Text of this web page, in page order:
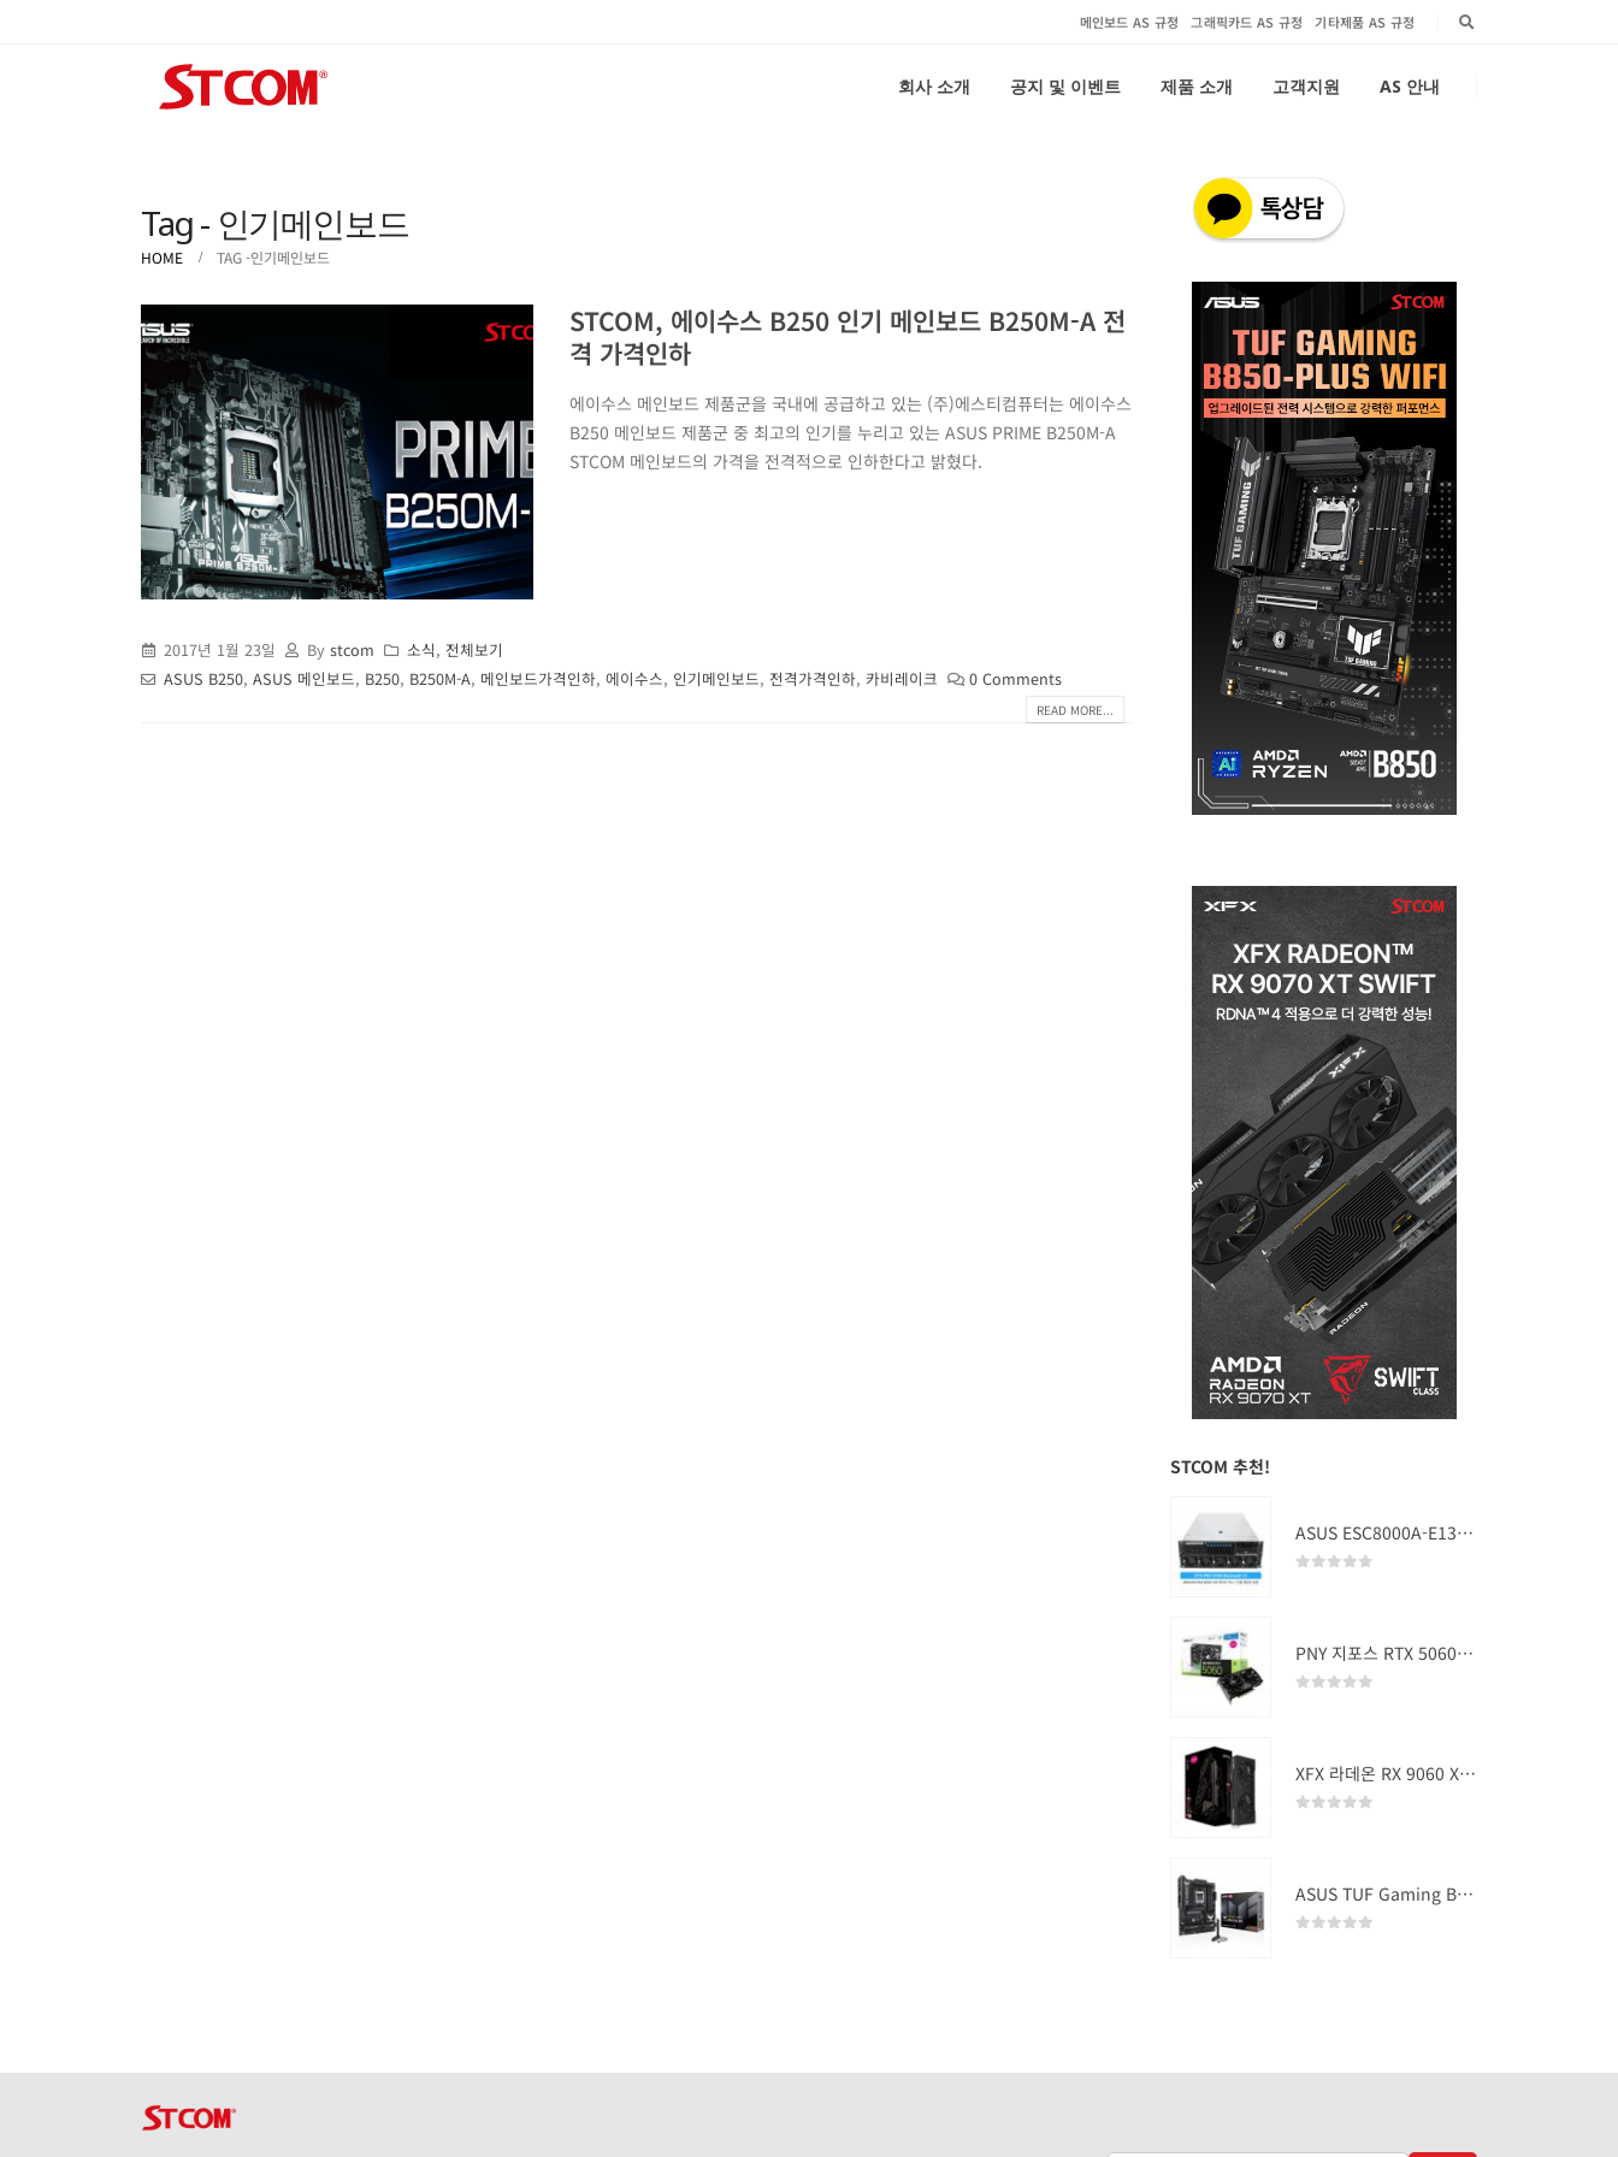
메인보드 AS 규정 그래픽카드 AS 규정 기타제품 AS 규정
회사 소개 공지 및 이벤트 제품 소개 고객지원 AS 안내
Tag - 인기메인보드
HOME TAG -인기메인보드
STCOM, 에이수스 B250 인기 메인보드 B250M-A 전
격 가격인하
에이수스 메인보드 제품군을 국내에 공급하고 있는 (주)에스티컴퓨터는 에이수스
B250 메인보드 제품군 중 최고의 인기를 누리고 있는 ASUS PRIME B250M-A
STCOM 메인보드의 가격을 전격적으로 인하한다고 밝혔다.
2017년 1월 23일 Bystcom 소식, 전체보기
ASUS B250, ASUS 메인보드, B250, B250M-A, 메인보드가격인하, 에이수스, 인기메인보드, 전격가격인하, 카비레이크 0 Comments
READ MORE...
STCOM 추천!
ASUS ESC8000A-E13 (RTX PRO 5000 Blackwell x2)
PNY 지포스 RTX 5060 OC D7 8GB Dual Fan
XFX 라데온 RX 9060 XT SWIFT DUAL OC D6 16GB
ASUS TUF Gaming B850-PLUS WIFI